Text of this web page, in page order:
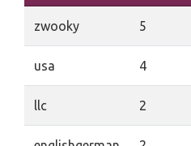
zwooky 5
usa 4
llc 2